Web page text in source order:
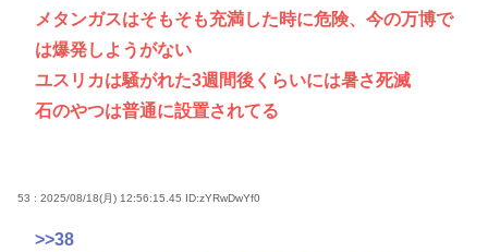
メタンガスはそもそも充満した時に危険、今の万博で
は爆発しようがない
ユスリカは騒がれた3週間後くらいには暑さ死滅
石のやつは普通に設置されてる
53 : 2025/08/18(月) 12:56:15.45 ID:zYRwDwYf0
>>38